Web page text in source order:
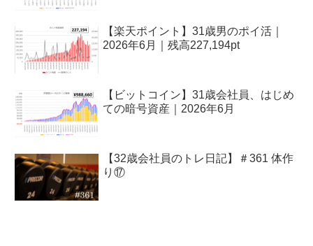
【楽天ポイント】31歳男のポイ活｜
2026年6月｜残高227,194pt
【ビットコイン】31歳会社員、はじめ
ての暗号資産｜2026年6月
【32歳会社員のトレ日記】＃361 体作
り⑰